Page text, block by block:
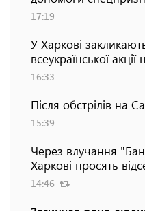
17:19
У Харкові
всеукраїнської
16:33
Після обстрілів на
15:39
Через влучання
Харкові просять
14:46